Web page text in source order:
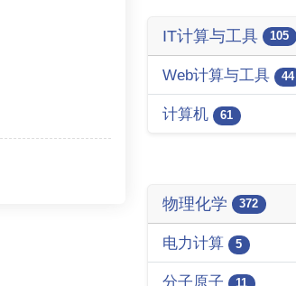
IT计算与工具 105
Web计算与工具 44
计算机 61
物理化学 372
电力计算 5
分子原子 11